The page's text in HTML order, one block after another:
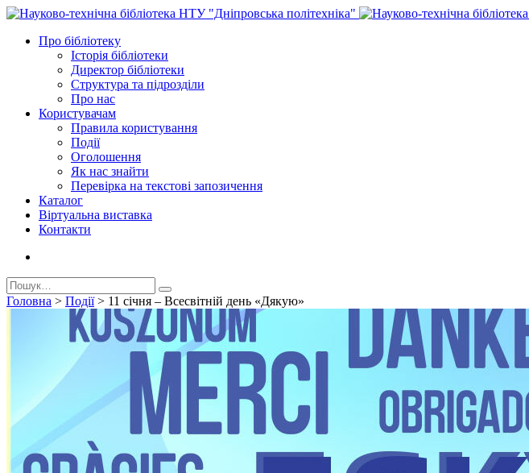
Про бiблiотеку
Історія бібліотеки
Директор бiблiотеки
Структура та підрозділи
Про нас
Користувачам
Правила користування
Події
Оголошення
Як нас знайти
Перевірка на текстові запозичення
Каталог
Віртуальна виставка
Контакти
Головна > Події> 11 січня – Всесвітній день «Дякую»